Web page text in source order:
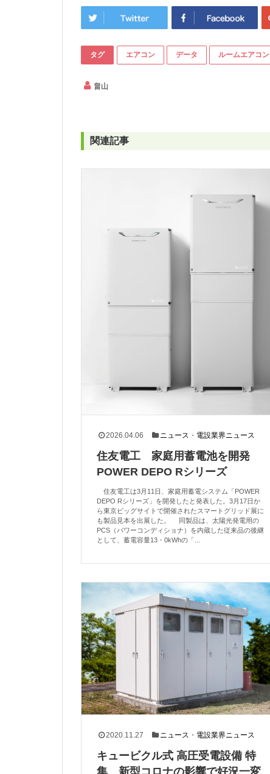
タグ エアコン データ ルームエアコン
畠山
関連記事
2026.04.06 ニュース ・ 電設業界ニュース
住友電工 家庭用蓄電池を開発
POWER DEPO Rシリーズ
住友電工は3月11日、家庭用蓄電システム「POWER
DEPO Rシリーズ」を開発したと発表した。3月17日か
ら東京ビッグサイトで開催されたスマートグリッド展に
も製品見本を出展した。 同製品は、太陽光発電用の
PCS（パワーコンディショナ）を内蔵した従来品の後継
として、蓄電容量13・0kWhの「...
2020.11.27 ニュース ・ 電設業界ニュース
キュービクル式 高圧受電設備 特